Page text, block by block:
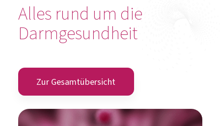
Alles rund um die
Darmgesundheit
Zur Gesamtübersicht